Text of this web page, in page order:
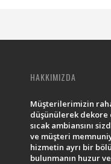
HAKKIMIZDA
Müşterilerimizin
düşünülerek dekore
sıcak ambiansını
ve müşteri
hizmetin ayrı bir
bulunmanın huzur